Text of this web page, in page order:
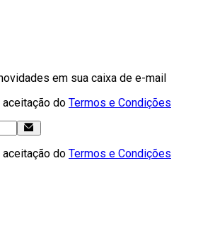
em sua caixa de e-mail
do Termos e Condições
do Termos e Condições